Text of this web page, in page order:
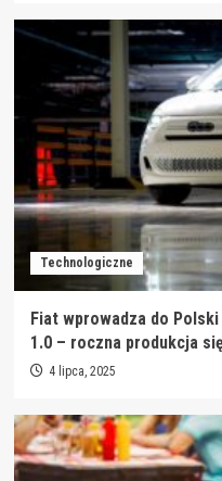
Technologiczne
Fiat wprowadza do
1.0 – roczna produkcja
4 lipca, 2025